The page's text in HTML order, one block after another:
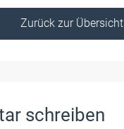
Zurück zur Übersicht
schreiben